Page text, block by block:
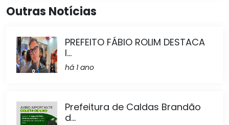
Outras Notícias
PREFEITO FÁBIO ROLIM DESTACA
I...
há 1 ano
Prefeitura de Caldas Brandão
d...